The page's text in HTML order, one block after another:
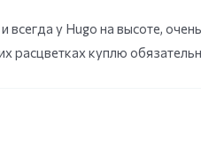
всегда у Hugo на высоте,
расцветках куплю